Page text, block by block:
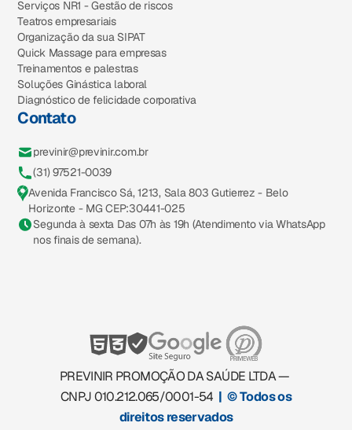
Serviços NR1 - Gestão de riscos
Teatros empresariais
Organização da sua SIPAT
Quick Massage para empresas
Treinamentos e palestras
Soluções Ginástica laboral
Diagnóstico de felicidade corporativa
Contato
previnir@previnir.com.br
(31) 97521-0039
Avenida Francisco Sá, 1213, Sala 803 Gutierrez - Belo
Horizonte - MG CEP:30441-025
Segunda à sexta Das 07h às 19h (Atendimento via WhatsApp
nos finais de semana).
PREVINIR PROMOÇÃO DA SAÚDE LTDA —
CNPJ 010.212.065/0001-54 | © Todos os
direitos reservados